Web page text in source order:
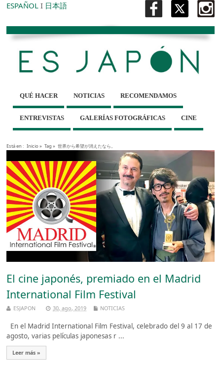
ESPAÑOL I 日本語
QUÉ HACER NOTICIAS RECOMENDAMOS
ENTREVISTAS GALERÍAS FOTOGRÁFICAS CINE
Está en : Inicio» Tag » 世界から希望が消えたなら。
El cine japonés, premiado en el Madrid
International Film Festival
ESJAPON 30, ago, 2019 NOTICIAS
En el Madrid International Film Festival, celebrado del 9 al 17 de
agosto, varias películas japonesas r ...
Leer más »